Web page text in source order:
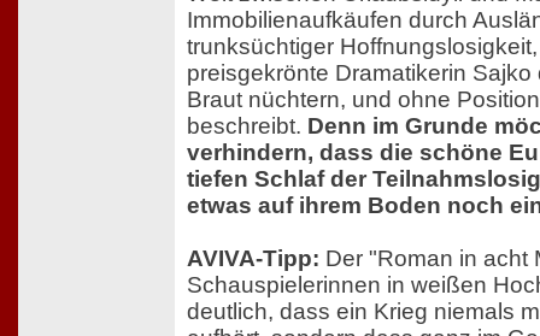
Immobilienaufkäufen durch
trunksüchtiger
preisgekrönte Dramatikerin
Braut nüchtern, und ohne
beschreibt. Denn im Grunde
verhindern, dass die schöne
tiefen Schlaf der
etwas auf ihrem Boden noch
AVIVA-Tipp: Der "Roman in acht
Schauspielerinnen in weißen
deutlich, dass ein Krieg niemals